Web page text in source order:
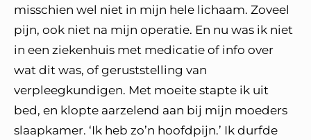
misschien wel niet in mijn hele lichaam. Zoveel
pijn, ook niet na mijn operatie. En nu was ik niet
in een ziekenhuis met medicatie of info over
wat dit was, of geruststelling van
verpleegkundigen. Met moeite stapte ik uit
bed, en klopte aarzelend aan bij mijn moeders
slaapkamer. ‘Ik heb zo’n hoofdpijn.’ Ik durfde